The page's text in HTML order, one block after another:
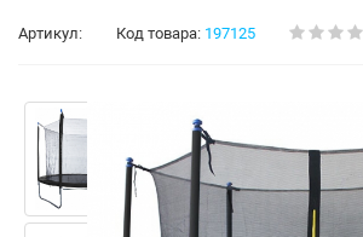
Артикул: Код товара: 197125